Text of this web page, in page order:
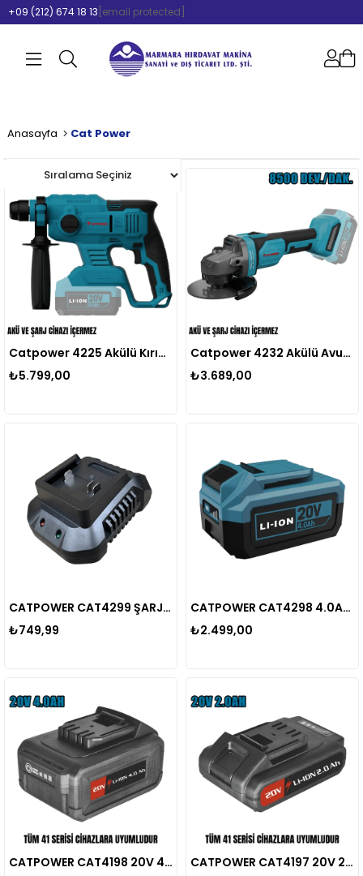
+09 (212) 674 18 13 [email protected]
Anasayfa Cat Power
Catpower 4225 Akülü Kırıcı Delici Kömürsüz (Akü Hariç)
₺5.799,00
Catpower 4232 Akülü Avuç Taşlama 125 Mm (Akü Hariç)
₺3.689,00
CATPOWER CAT4299 ŞARJ CİHAZI
₺749,99
CATPOWER CAT4298 4.0Ah AKÜ
₺2.499,00
CATPOWER CAT4198 20V 4.0AH AKÜ
CATPOWER CAT4197 20V 2.0AH AKÜ